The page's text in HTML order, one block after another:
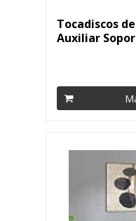
Tocadiscos
Auxiliar